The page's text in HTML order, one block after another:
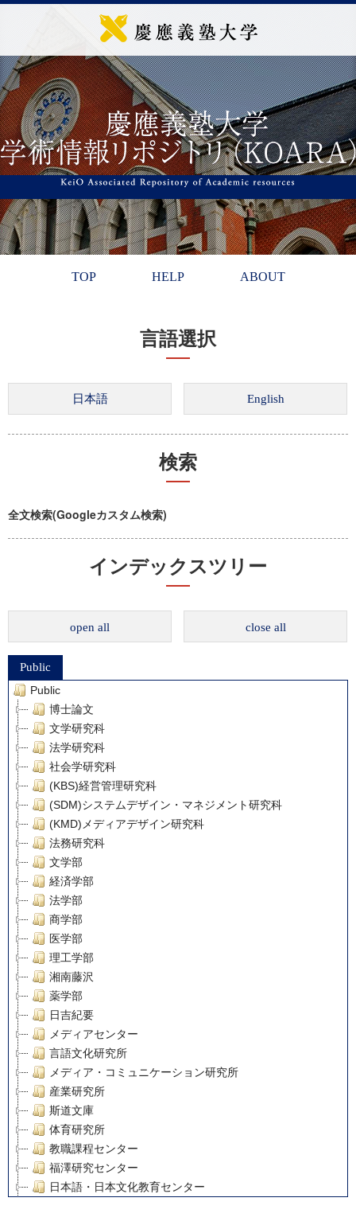
TOP HELP ABOUT
言語選択
検索
全文検索(Googleカスタム検索)
インデックスツリー
open all close all
Public
Public
博士論文
文学研究科
法学研究科
社会学研究科
(KBS)経営管理研究科
(SDM)システムデザイン・マネジメント研究科
(KMD)メディアデザイン研究科
法務研究科
文学部
経済学部
法学部
商学部
医学部
理工学部
湘南藤沢
薬学部
日吉紀要
メディアセンター
言語文化研究所
メディア・コミュニケーション研究所
産業研究所
斯道文庫
体育研究所
教職課程センター
福澤研究センター
日本語・日本文化教育センター